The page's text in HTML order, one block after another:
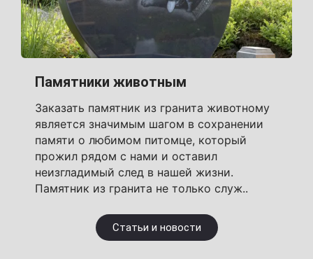
Памятники животным
Заказать памятник из гранита животному
является значимым шагом в сохранении
памяти о любимом питомце, который
прожил рядом с нами и оставил
неизгладимый след в нашей жизни.
Памятник из гранита не только служ..
Статьи и новости